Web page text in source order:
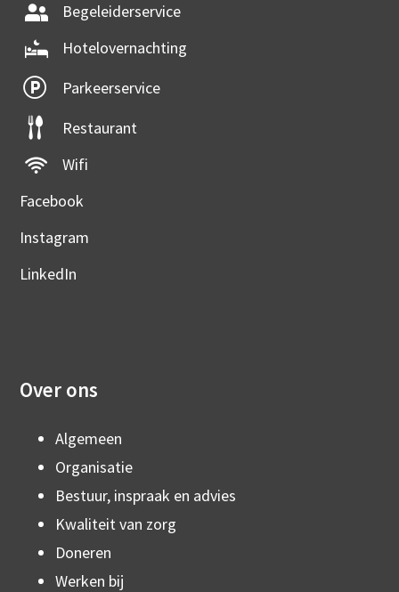
Over ons
Algemeen
Organisatie
Bestuur, inspraak en advies
Kwaliteit van zorg
Doneren
Werken bij
Begeleiderservice
Hotelovernachting
Parkeerservice
Restaurant
Wifi
Facebook
Instagram
LinkedIn